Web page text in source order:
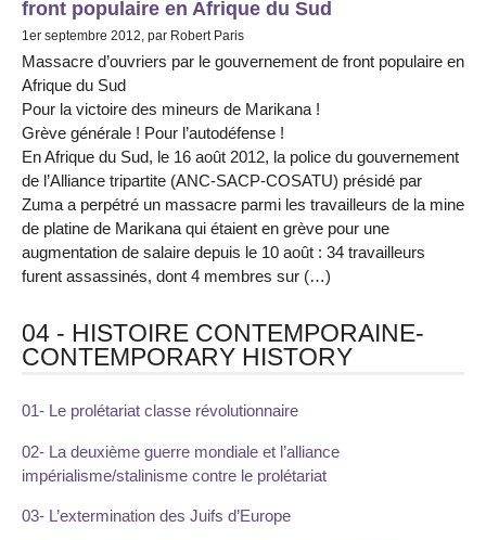
front populaire en Afrique du Sud
1er septembre 2012, par Robert Paris
Massacre d’ouvriers par le gouvernement de front populaire en
Afrique du Sud
Pour la victoire des mineurs de Marikana !
Grève générale ! Pour l’autodéfense !
En Afrique du Sud, le 16 août 2012, la police du gouvernement
de l’Alliance tripartite (ANC-SACP-COSATU) présidé par
Zuma a perpétré un massacre parmi les travailleurs de la mine
de platine de Marikana qui étaient en grève pour une
augmentation de salaire depuis le 10 août : 34 travailleurs
furent assassinés, dont 4 membres sur (…)
04 - HISTOIRE CONTEMPORAINE-
CONTEMPORARY HISTORY
01- Le prolétariat classe révolutionnaire
02- La deuxième guerre mondiale et l’alliance
impérialisme/stalinisme contre le prolétariat
03- L’extermination des Juifs d’Europe